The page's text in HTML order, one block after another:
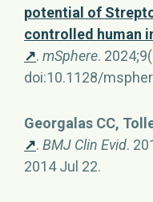
potential of
controlled human
↗. mSphere.
doi:10.1128/
Georgalas CC,
↗. BMJ Clin Evid.
2014 Jul 22.